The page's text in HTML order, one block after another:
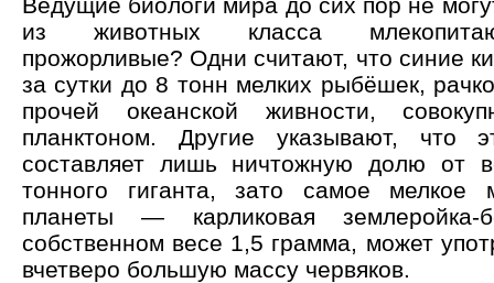
из животных класса
прожорливые? Одни считают, что синие
за сутки до 8 тонн мелких рыбёшек,
прочей океанской живности,
планктоном. Другие указывают, что
составляет лишь ничтожную долю от
тонного гиганта, зато самое мелкое
планеты — карликовая землеройка-
собственном весе 1,5 грамма, может
вчетверо большую массу червяков.